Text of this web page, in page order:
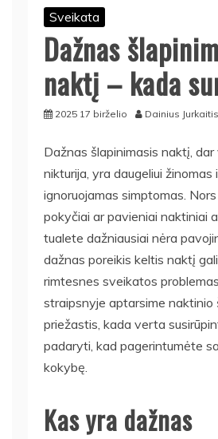
Sveikata
Dažnas
naktį – kada
2025 17 birželio Dainius Jurkaitis
Dažnas šlapinimasis naktį,
nikturija, yra daugeliui žinomas
ignoruojamas simptomas.
pokyčiai ar pavieniai naktiniai
tualete dažniausiai nėra
dažnas poreikis keltis naktį
rimtesnes sveikatos
straipsnyje aptarsime naktinio
priežastis, kada verta
padaryti, kad pagerintumėte
kokybę.
Kas yra dažnas